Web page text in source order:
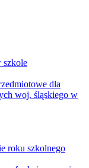
szkole
dla
woj. śląskiego w
roku szkolnego